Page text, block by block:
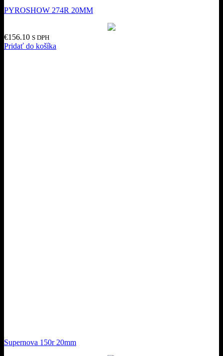
PYROSHOW 274R 20MM
€156.10 S DPH
Pridať do košíka
Supernova 150r 20mm